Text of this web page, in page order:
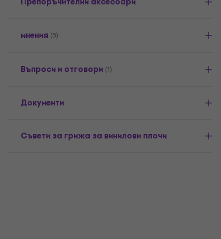
мнения (5)
Въпроси и отговори (1)
Документи
Съвети за грижа за винилови плочи